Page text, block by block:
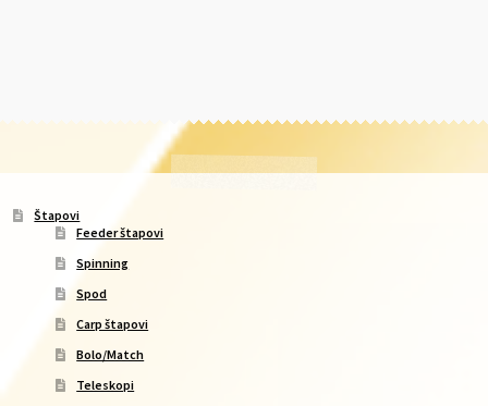
Štapovi
Feeder štapovi
Spinning
Spod
Carp štapovi
Bolo/Match
Teleskopi